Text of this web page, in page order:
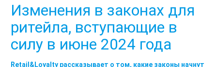
Изменения в законах для
ритейла, вступающие в
силу в июне 2024 года
Retail&Loyalty рассказывает о том, какие законы начнут